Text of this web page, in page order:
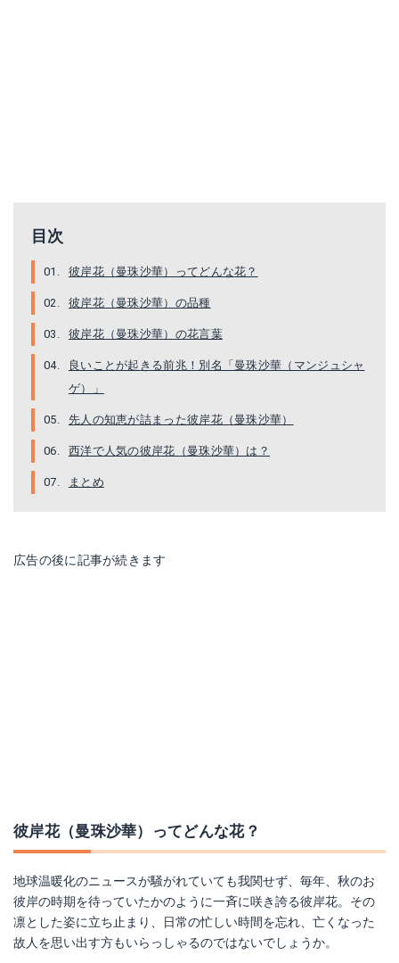
目次
彼岸花（曼珠沙華）ってどんな花？
彼岸花（曼珠沙華）の品種
彼岸花（曼珠沙華）の花言葉
良いことが起きる前兆！別名「曼珠沙華（マンジュシャ
ゲ）」
先人の知恵が詰まった彼岸花（曼珠沙華）
西洋で人気の彼岸花（曼珠沙華）は？
まとめ
広告の後に記事が続きます
彼岸花（曼珠沙華）ってどんな花？
地球温暖化のニュースが騒がれていても我関せず、毎年、秋のお
彼岸の時期を待っていたかのように一斉に咲き誇る彼岸花。その
凛とした姿に立ち止まり、日常の忙しい時間を忘れ、亡くなった
故人を思い出す方もいらっしゃるのではないでしょうか。